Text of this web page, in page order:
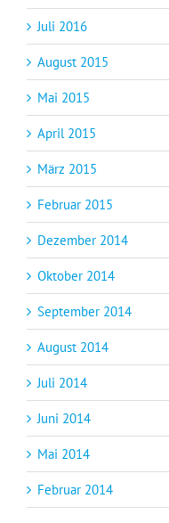
Juli 2016
August 2015
Mai 2015
April 2015
März 2015
Februar 2015
Dezember 2014
Oktober 2014
September 2014
August 2014
Juli 2014
Juni 2014
Mai 2014
Februar 2014